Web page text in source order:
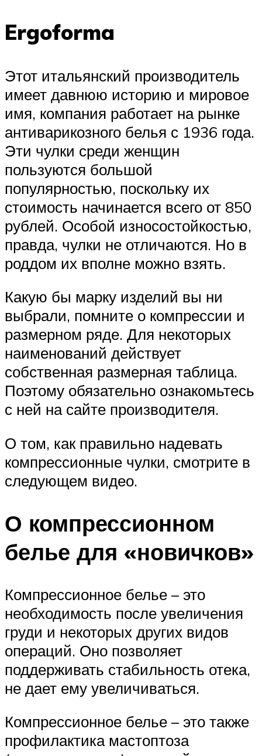
Ergoforma
Этот итальянский производитель
имеет давнюю историю и мировое
имя, компания работает на рынке
антиварикозного белья с 1936 года.
Эти чулки среди женщин
пользуются большой
популярностью, поскольку их
стоимость начинается всего от 850
рублей. Особой износостойкостью,
правда, чулки не отличаются. Но в
роддом их вполне можно взять.
Какую бы марку изделий вы ни
выбрали, помните о компрессии и
размерном ряде. Для некоторых
наименований действует
собственная размерная таблица.
Поэтому обязательно ознакомьтесь
с ней на сайте производителя.
О том, как правильно надевать
компрессионные чулки, смотрите в
следующем видео.
О компрессионном
белье для «новичков»
Компрессионное белье – это
необходимость после увеличения
груди и некоторых других видов
операций. Оно позволяет
поддерживать стабильность отека,
не дает ему увеличиваться.
Компрессионное белье – это также
профилактика мастоптоза